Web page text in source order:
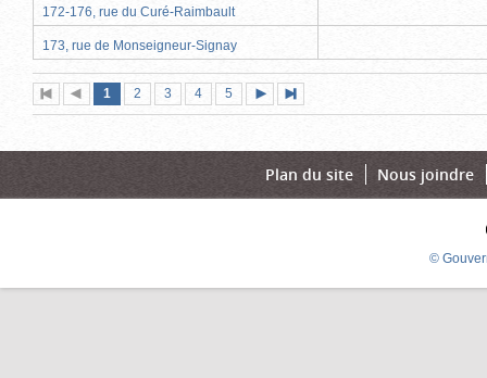
172-176, rue du Curé-Raimbault
173, rue de Monseigneur-Signay
Première
page
Page
précédente
Page
1 (page
actuelle)
Page
2 Page
3 Page
4 Page
5
suivante
page
Plan du site Nous joindre
©